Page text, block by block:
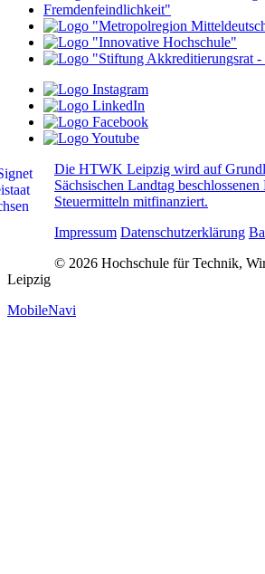
Die HTWK Leipzig wird auf
Sächsischen Landtag beschlossenen
Steuermitteln mitfinanziert.
Impressum Datenschutzerklärung
© 2026 Hochschule für Technik,
Leipzig
MobileNavi